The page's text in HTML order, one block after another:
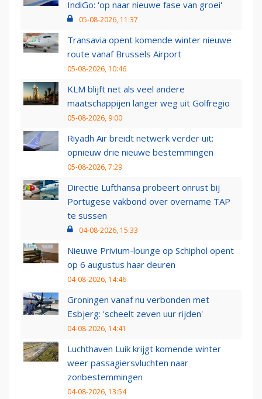
IndiGo: 'op naar nieuwe fase van groei'
05-08-2026, 11:37
Transavia opent komende winter nieuwe
route vanaf Brussels Airport
05-08-2026, 10:46
KLM blijft net als veel andere
maatschappijen langer weg uit Golfregio
05-08-2026, 9:00
Riyadh Air breidt netwerk verder uit:
opnieuw drie nieuwe bestemmingen
05-08-2026, 7:29
Directie Lufthansa probeert onrust bij
Portugese vakbond over overname TAP
te sussen
04-08-2026, 15:33
Nieuwe Privium-lounge op Schiphol opent
op 6 augustus haar deuren
04-08-2026, 14:46
Groningen vanaf nu verbonden met
Esbjerg: 'scheelt zeven uur rijden'
04-08-2026, 14:41
Luchthaven Luik krijgt komende winter
weer passagiersvluchten naar
zonbestemmingen
04-08-2026, 13:54